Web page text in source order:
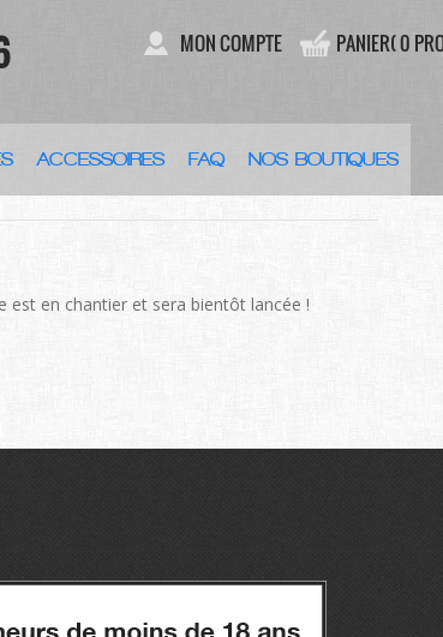
MON COMPTE PANIER( 0
ACCESSOIRES FAQ NOS BOUTIQUES
À L’HORIZON
est en chantier et sera bientôt lancée !